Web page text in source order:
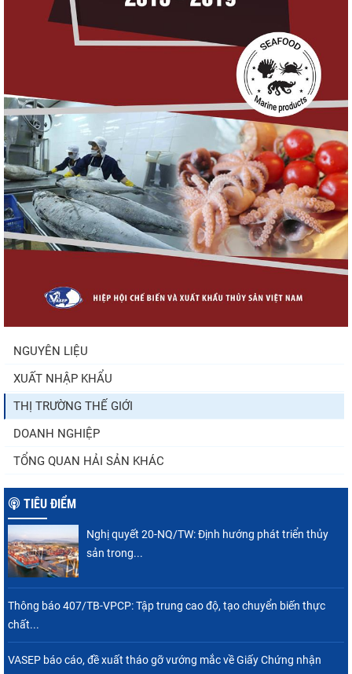
Xuất khẩu cá tra sang CPTPP: Mở rộng cơ
Xuất khẩu cá ngừ Việt Nam sang Canada
tăng nhẹ, áp lực mới...
Nguồn cung giảm, giá cá rô phi Trung Quốc
tiếp tục tăng
Trung Quốc tăng mạnh nhập khẩu mực,
NGUYÊN LIỆU
XUẤT NHẬP KHẨU
THỊ TRƯỜNG THẾ GIỚI
DOANH NGHIỆP
TỔNG QUAN HẢI SẢN KHÁC
TIÊU ĐIỂM
Nghị quyết 20-NQ/TW: Định hướng phát triển thủy
sản trong...
Thông báo 407/TB-VPCP: Tập trung cao độ, tạo chuyển biến thực
chất...
VASEP báo cáo, đề xuất tháo gỡ vướng mắc về Giấy Chứng nhận